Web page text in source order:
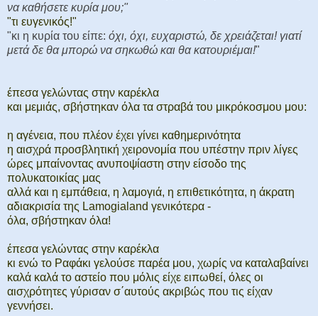
να καθήσετε κυρία μου;"
"τι ευγενικός!"
"κι η κυρία του είπε: όχι, όχι, ευχαριστώ, δε χρειάζεται! γιατί
μετά δε θα μπορώ να σηκωθώ και θα κατουριέμαι!"
έπεσα γελώντας στην καρέκλα
και μεμιάς, σβήστηκαν όλα τα στραβά του μικρόκοσμου μου:
η αγένεια, που πλέον έχει γίνει καθημερινότητα
η αισχρά προσβλητική χειρονομία που υπέστην πριν λίγες
ώρες μπαίνοντας ανυποψίαστη στην είσοδο της
πολυκατοικίας μας
αλλά και η εμπάθεια, η λαμογιά, η επιθετικότητα, η άκρατη
αδιακρισία της Lamogialand γενικότερα -
όλα, σβήστηκαν όλα!
έπεσα γελώντας στην καρέκλα
κι ενώ το Ραφάκι γελούσε παρέα μου, χωρίς να καταλαβαίνει
καλά καλά το αστείο που μόλις είχε ειπωθεί, όλες οι
αισχρότητες γύρισαν σ΄αυτούς ακριβώς που τις είχαν
γεννήσει.